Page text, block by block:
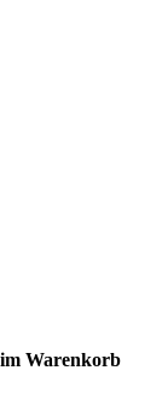
Warenkorb